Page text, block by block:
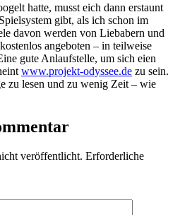
hatte, musst eich dann erstaunt
gibt, als ich schon im
davon werden von Liebabern und
angeboten – in teilweise
gute Anlaufstelle, um sich eien
www.projekt-odyssee.de zu sein.
zu lesen und zu wenig Zeit – wie
veröffentlicht. Erforderliche